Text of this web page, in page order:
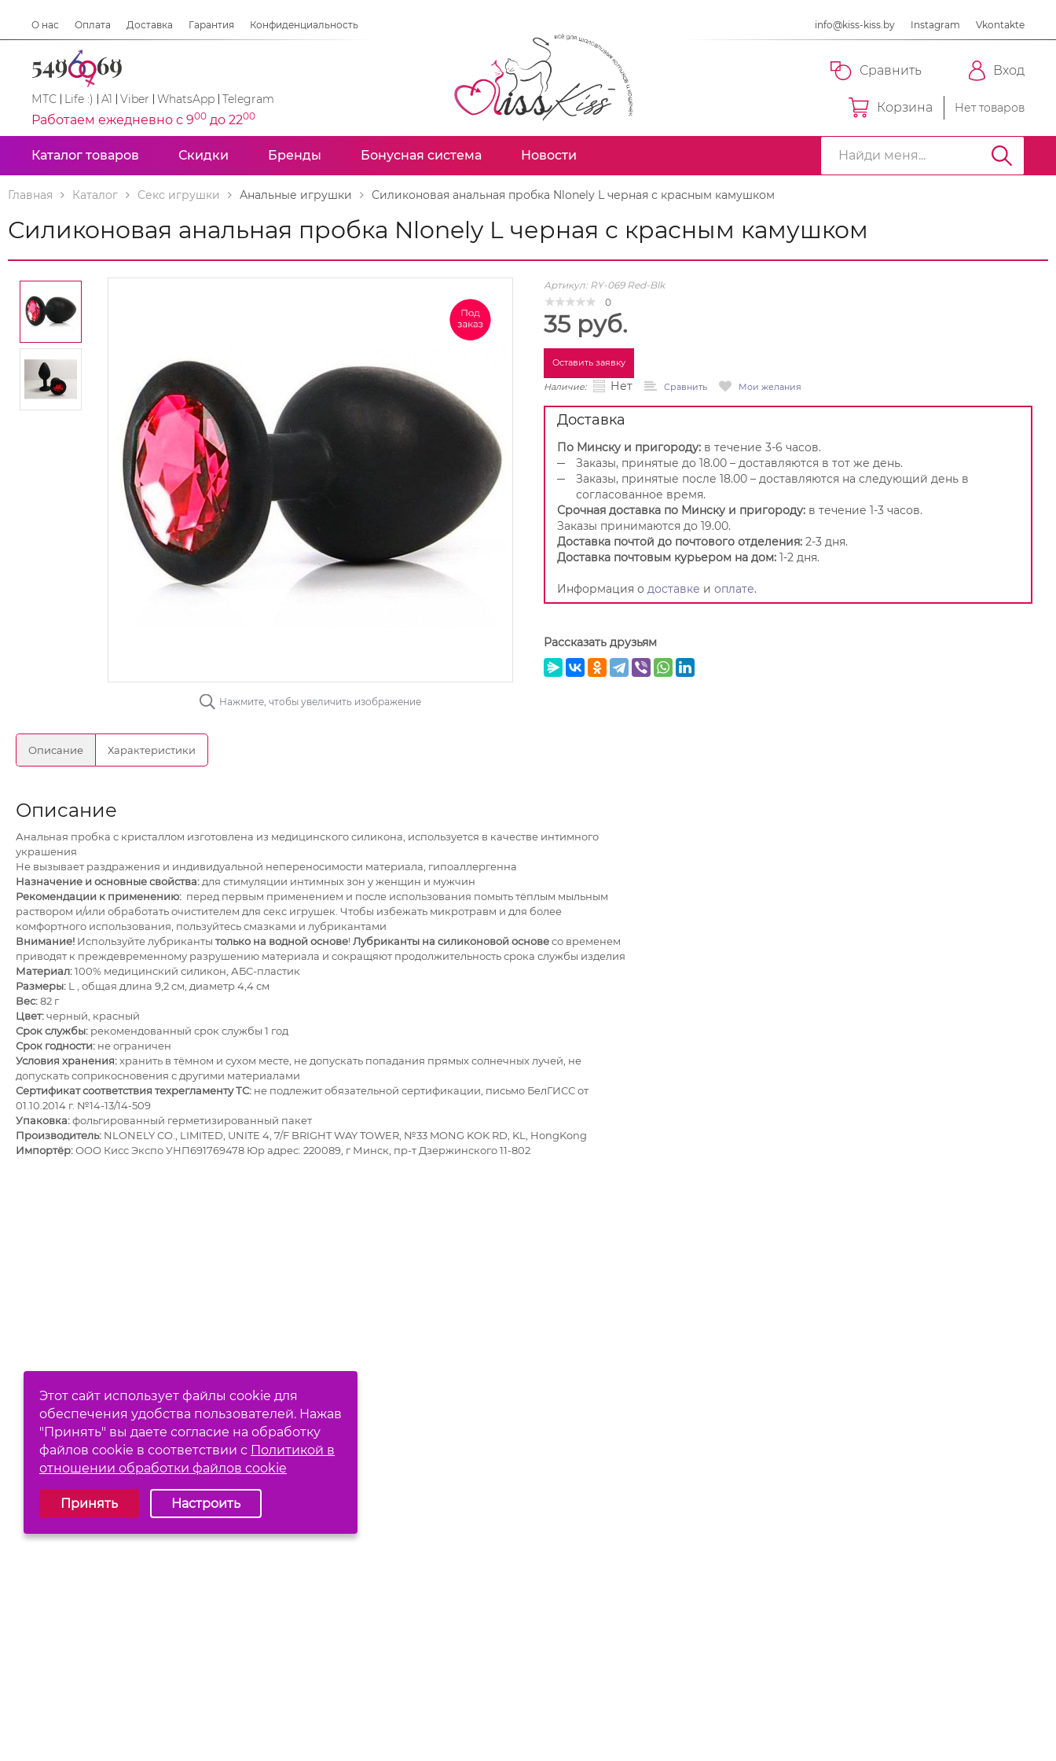
О нас Оплата Доставка Гарантия Конфиденциальность info@kiss-kiss.by Instagram Vkontakte
МТС Life :) A1 Viber WhatsApp Telegram
Работаем ежедневно с 900 до 2200
Сравнить Вход
Корзина Нет товаров
Каталог товаров Скидки Бренды Бонусная система Новости
Главная Каталог Секс игрушки Анальные игрушки Силиконовая анальная пробка Nlonely L черная с красным камушком
Силиконовая анальная пробка Nlonely L черная с красным камушком
Нажмите, чтобы увеличить изображение
Артикул: RY-069 Red-Blk
0
35 руб.
Оставить заявку
Наличие: Нет Сравнить Мои желания
Доставка
По Минску и пригороду: в течение 3-6 часов.
Заказы, принятые до 18.00 – доставляются в тот же день.
Заказы, принятые после 18.00 – доставляются на следующий день в
согласованное время.
Срочная доставка по Минску и пригороду: в течение 1-3 часов.
Заказы принимаются до 19.00.
Доставка почтой до почтового отделения: 2-3 дня.
Доставка почтовым курьером на дом: 1-2 дня.
Информация о доставке и оплате.
Рассказать друзьям
Описание Характеристики
Описание
Анальная пробка с кристаллом изготовлена из медицинского силикона, используется в качестве интимного
украшения
Не вызывает раздражения и индивидуальной непереносимости материала, гипоаллергенна
Назначение и основные свойства:для стимуляции интимных зон у женщин и мужчин
Рекомендации к применению: перед первым применением и после использования помыть тёплым мыльным
раствором и/или обработать очистителем для секс игрушек. Чтобы избежать микротравм и для более
комфортного использования, пользуйтесь смазками и лубрикантами
Внимание! Используйте лубриканты только на водной основе!Лубриканты на силиконовой основесо временем
приводят к преждевременному разрушению материала и сокращяют продолжительность срока службы изделия
Материал:100% медицинский силикон, АБС-пластик
Размеры: L , общая длина 9,2 см, диаметр 4,4 см
Вес:82 г
Цвет:черный, красный
Срок службы: рекомендованный срок службы 1 год
Срок годности: не ограничен
Условия хранения:хранить в тёмном и сухом месте, не допускать попадания прямых солнечных лучей, не
допускать соприкосновения с другими материалами
Сертификат соответствия техрегламенту ТС: не подлежит обязательной сертификации, письмо БелГИСС от
01.10.2014 г. №14-13/14-509
Упаковка:фольгированный герметизированный пакет
Производитель: NLONELY CO., LIMITED, UNITE 4, 7/F BRIGHT WAY TOWER, №33 MONG KOK RD, KL, HongKong
Импортёр:ОOО Кисс Экспо УНП691769478 Юр адрес: 220089, г Минск, пр-т Дзержинского 11-802
Этот сайт использует файлы cookie для
обеспечения удобства пользователей. Нажав
"Принять" вы даете согласие на обработку
файлов cookie в соответствии с Политикой в
отношении обработки файлов cookie
Обязательные (технические) Аналитические
Принять Настроить